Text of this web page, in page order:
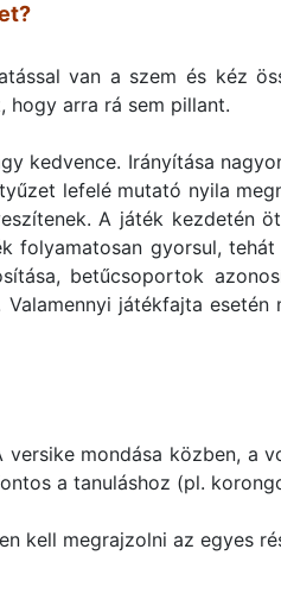
van a szem és kéz
hogy arra rá sem pillant.
kedvence. Irányítása
lefelé mutató nyila
A játék
gyorsul,
betűcsoportok
játékfajta
mondása közben, a
a tanuláshoz (pl.
kell megrajzolni az egyes